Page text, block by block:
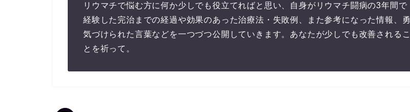
リウマチで悩む方に何か少しでも役立てればと思い、自身がリウマチ闘病の3年間で
経験した完治までの経過や効果のあった治療法・失敗例、また参考になった情報、勇
気づけられた言葉などを一つづつ公開していきます。あなたが少しでも改善されるこ
とを祈って。